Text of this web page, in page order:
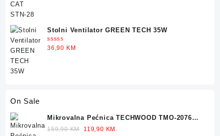
Stolni Ventilator GREEN TECH 35W
Ocjenjeno
5.00od 5
36,90 KM
On Sale
Mikrovalna Pećnica TECHWOOD TMO-2076
700W 20L
159,90KM
Original
119,90 KM